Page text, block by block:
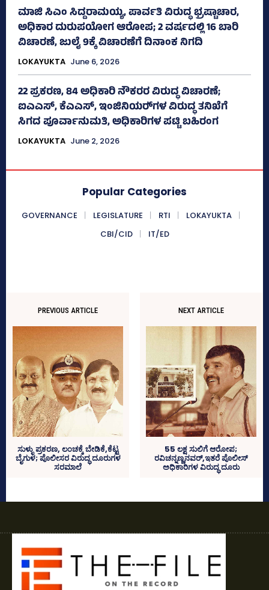
ಮಾಜಿ ಸಿಎಂ ಸಿದ್ದರಾಮಯ್ಯ, ಪಾರ್ವತಿ ವಿರುದ್ಧ ಭ್ರಷ್ಟಾಚಾರ,
ಅಧಿಕಾರ ದುರುಪಯೋಗ ಆರೋಪ; 2 ವರ್ಷದಲ್ಲಿ 16 ಬಾರಿ
ವಿಚಾರಣೆ, ಜುಲೈ 9ಕ್ಕೆ ವಿಚಾರಣೆಗೆ ದಿನಾಂಕ ನಿಗದಿ
LOKAYUKTA June 6, 2026
22 ಪ್ರಕರಣ, 84 ಅಧಿಕಾರಿ ನೌಕರರ ವಿರುದ್ಧ ವಿಚಾರಣೆ;
ಐಎಎಸ್‌, ಕೆಎಎಸ್, ಇಂಜಿನಿಯರ್‍‌ಗಳ ವಿರುದ್ಧ ತನಿಖೆಗೆ
ಸಿಗದ ಪೂರ್ವಾನುಮತಿ, ಅಧಿಕಾರಿಗಳ ಪಟ್ಟಿ ಬಹಿರಂಗ
LOKAYUKTA June 2, 2026
Popular Categories
GOVERNANCE LEGISLATURE RTI
LOKAYUKTA
CBI/CID
IT/ED
PREVIOUS ARTICLE
ಸುಳ್ಳು ಪ್ರಕರಣ, ಲಂಚಕ್ಕೆ ಬೇಡಿಕೆ,ಕೆಟ್ಟ
ಬೈಗುಳ; ಪೊಲೀಸರ ವಿರುದ್ಧ ದೂರುಗಳ
ಸರಮಾಲೆ
NEXT ARTICLE
55 ಲಕ್ಷ ಸುಲಿಗೆ ಆರೋಪ;
ರವಿಚನ್ನಣ್ಣನವರ್‌,ಇತರೆ ಪೊಲೀಸ್‌
ಅಧಿಕಾರಿಗಳ ವಿರುದ್ಧ ದೂರು